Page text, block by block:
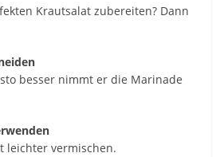
Krautsalatzubereiten? Dann
besser nimmterdie Marinade
leichtervermischen.